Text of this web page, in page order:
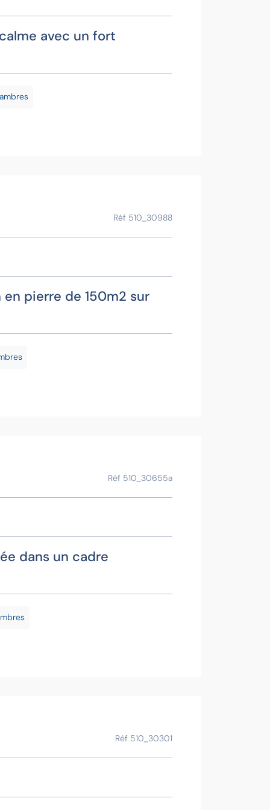
avec un fort
Réf 510_30988
pierre de 150m2 sur
Réf 510_30655a
dans un cadre
Réf 510_30301